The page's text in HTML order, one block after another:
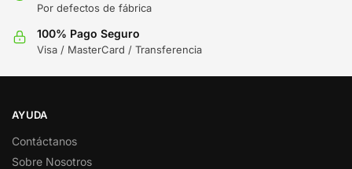
Por defectos de fábrica
100% Pago Seguro
Visa / MasterCard / Transferencia
AYUDA
Contáctanos
Sobre Nosotros